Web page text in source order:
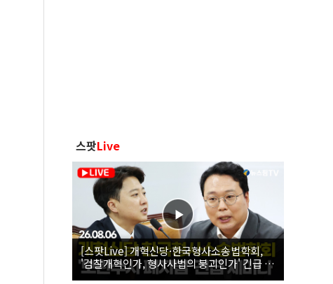
스팟Live
[스팟Live] 개혁신당·한국형사소송법학회,
'검찰개혁인가, 형사사법의 붕괴인가' 긴급 세
미나｜26.08.06